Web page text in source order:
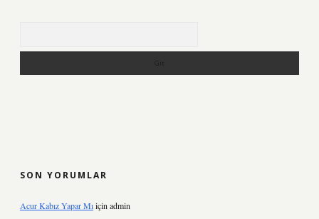
SON YORUMLAR
Acur Kabız Yapar Mıiçin admin